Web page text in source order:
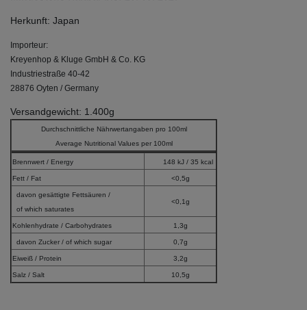
Herkunft: Japan
Importeur:
Kreyenhop & Kluge GmbH & Co. KG
Industriestraße 40-42
28876 Oyten / Germany
Versandgewicht: 1.400g
Durchschnittliche Nährwertangaben pro 100ml
Average Nutritional Values per 100ml
Brennwert / Energy 148 kJ / 35 kcal
Fett / Fat <0,5g
davon gesättigte Fettsäuren /
of which saturates
<0,1g
Kohlenhydrate / Carbohydrates 1,3g
davon Zucker / of which sugar 0,7g
Eiweiß / Protein 3,2g
Salz / Salt 10,5g